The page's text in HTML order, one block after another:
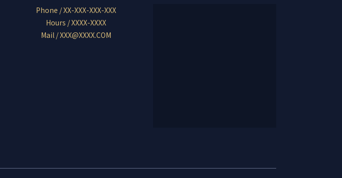
Phone / XX-XXX-XXX-XXX
Hours / XXXX-XXXX
Mail / XXX@XXXX.COM